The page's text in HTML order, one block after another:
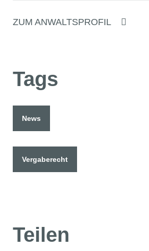
ZUM ANWALTSPROFIL
Tags
News
Vergaberecht
Teilen